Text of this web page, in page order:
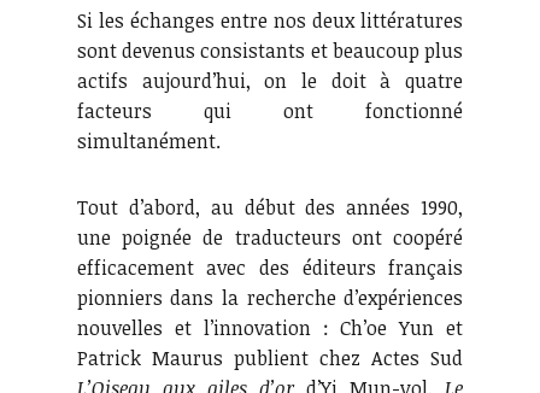
Si les échanges entre nos deux littératures
sont devenus consistants et beaucoup plus
actifs aujourd’hui, on le doit à quatre
facteurs qui ont fonctionné
simultanément.
Tout d’abord, au début des années 1990,
une poignée de traducteurs ont coopéré
efficacement avec des éditeurs français
pionniers dans la recherche d’expériences
nouvelles et l’innovation : Ch’oe Yun et
Patrick Maurus publient chez Actes Sud